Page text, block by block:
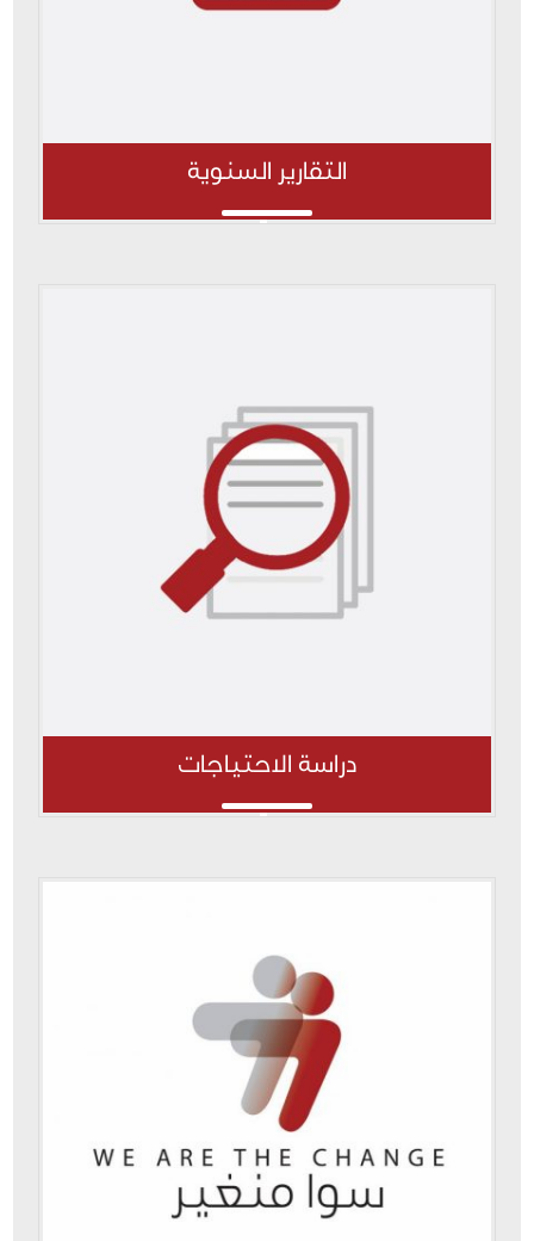
التقارير السنوية
دراسة الاحتياجات